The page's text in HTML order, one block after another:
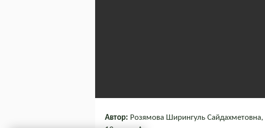
Автор: Розямова Ширингуль